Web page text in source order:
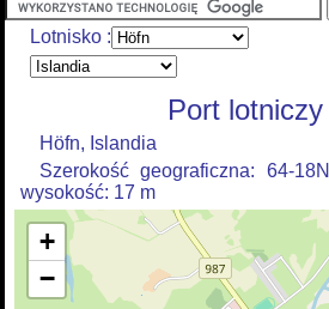
Lotnisko :
Port
Höfn, Islandia
Szerokość geograficzna: 64-
wysokość: 17 m
+
−